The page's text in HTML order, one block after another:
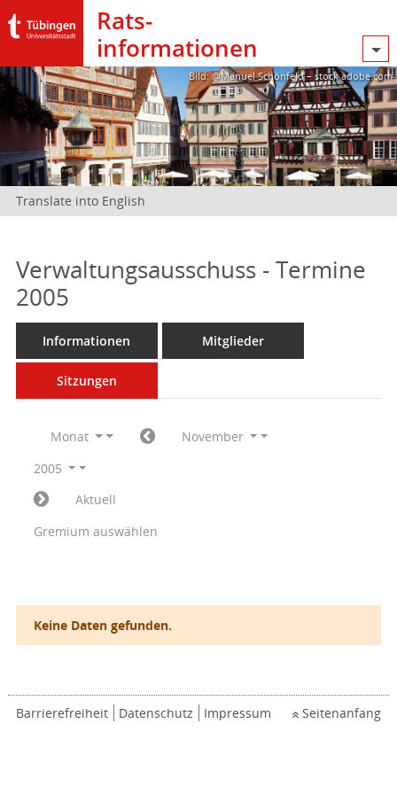
Rats­
informationen
Bild: @Manuel Schönfeld – stock.adobe.com
Translate into English
Verwaltungsausschuss - Termine
2005
Informationen Mitglieder
Sitzungen
Monat
November
2005
Aktuell
Gremium auswählen
Keine Daten gefunden.
Barrierefreiheit Datenschutz Impressum Seitenanfang